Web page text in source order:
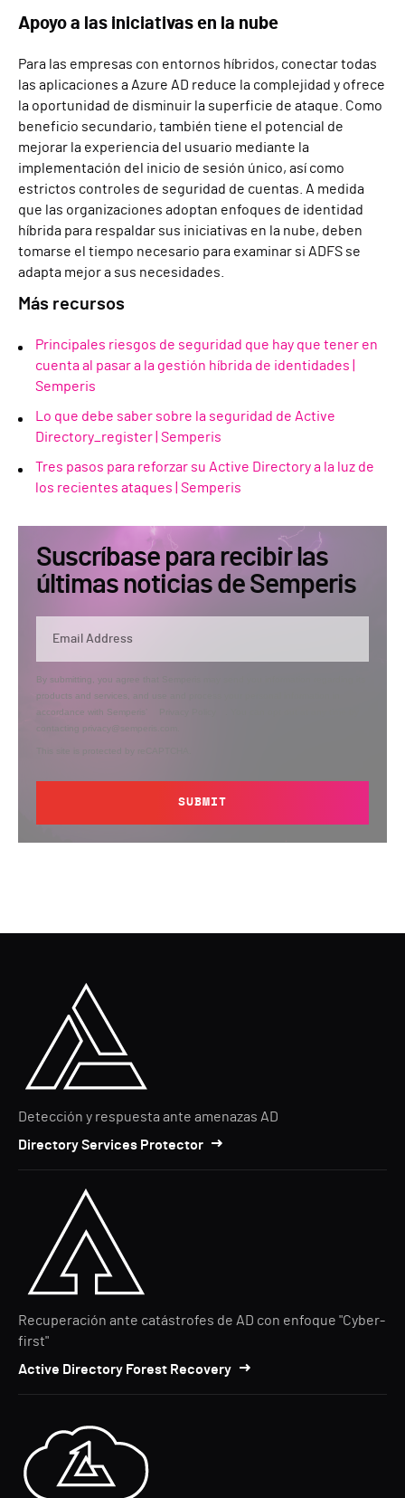
Apoyo a las iniciativas en la nube
Para las empresas con entornos híbridos, conectar todas
las aplicaciones a Azure AD reduce la complejidad y ofrece
la oportunidad de disminuir la superficie de ataque. Como
beneficio secundario, también tiene el potencial de
mejorar la experiencia del usuario mediante la
implementación del inicio de sesión único, así como
estrictos controles de seguridad de cuentas. A medida
que las organizaciones adoptan enfoques de identidad
híbrida para respaldar sus iniciativas en la nube, deben
tomarse el tiempo necesario para examinar si ADFS se
adapta mejor a sus necesidades.
Más recursos
Principales riesgos de seguridad que hay que tener en
cuenta al pasar a la gestión híbrida de identidades |
Semperis
Lo que debe saber sobre la seguridad de Active
Directory_register | Semperis
Tres pasos para reforzar su Active Directory a la luz de
los recientes ataques | Semperis
Suscríbase para recibir las
últimas noticias de Semperis
By submitting, you agree that Semperis may send you information regarding its
products and services, and use and process your personal information in
accordance with Semperis’
contacting privacy@semperis.com.
This site is protected by reCAPTCHA.
SUBMIT
Detección y respuesta ante amenazas AD
Directory Services Protector
Recuperación ante catástrofes de AD con enfoque "Cyber-
first"
Active Directory Forest Recovery